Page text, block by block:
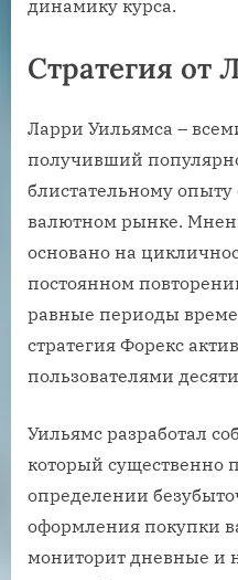
динамику курса.
Стратегия от
Ларри Уильямса –
получивший
блистательному
валютном рынке.
основано на
постоянном
равные периоды
стратегия Форекс
пользователями
Уильямс разработал
который существенно
определении
оформления покупки
мониторит дневные и